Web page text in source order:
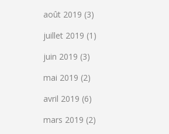
août 2019 (3)
juillet 2019 (1)
juin 2019 (3)
mai 2019 (2)
avril 2019 (6)
mars 2019 (2)